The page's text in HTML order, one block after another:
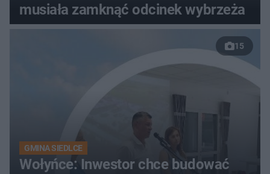
musiała zamknąć odcinek wybrzeża
15
GMINA SIEDLCE
Wołyńce: Inwestor chce budować